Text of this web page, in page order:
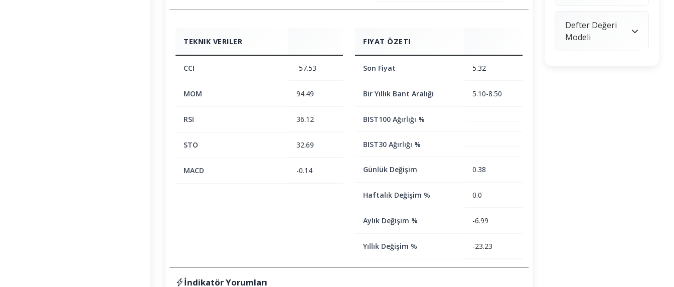
TEKNIK VERILER
CCI -57.53
MOM 94.49
RSI 36.12
STO 32.69
MACD -0.14
FIYAT ÖZETI
Son Fiyat 5.32
Bir Yıllık Bant Aralığı 5.10-8.50
BIST100 Ağırlığı %
BIST30 Ağırlığı %
Günlük Değişim 0.38
Haftalık Değişim % 0.0
Aylık Değişim % -6.99
Yıllık Değişim % -23.23
İndikatör Yorumları
Defter Değeri
Modeli